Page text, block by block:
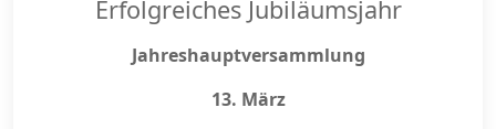
Erfolgreiches Jubiläumsjahr
Jahreshauptversammlung
13. März